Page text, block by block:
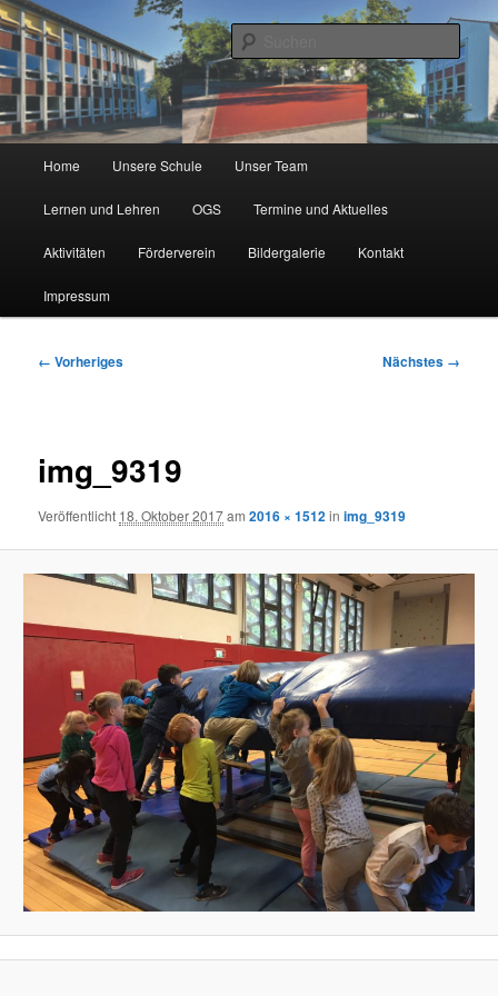
Zum
primären
Inhalt
springenKGS Erlenweg
Städtische Katholische Grundschule
Home Unsere Schule Unser Team
Lernen und Lehren OGS Termine und Aktuelles
Aktivitäten Förderverein Bildergalerie Kontakt
Impressum
Bilder-
← Vorheriges Nächstes →
img_9319
Veröffentlicht 18. Oktober 2017am2016 × 1512inimg_9319